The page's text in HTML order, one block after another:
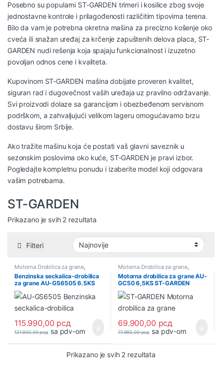
Posebno su popularni ST-GARDEN trimeri i kosilice zbog svoje
jednostavne kontrole i prilagođenosti različitim tipovima terena.
Bilo da vam je potrebna okretna mašina za precizno košenje oko
cveća ili snažan uređaj za krčenje zapuštenih delova placa, ST-
GARDEN nudi rešenja koja spajaju funkcionalnost i izuzetno
povoljan odnos cene i kvaliteta.
Kupovinom ST-GARDEN mašina dobijate proveren kvalitet,
siguran rad i dugovečnost vaših uređaja uz pravilno održavanje.
Svi proizvodi dolaze sa garancijom i obezbeđenom servisnom
podrškom, a zahvaljujući velikom lageru omogućavamo brzu
dostavu širom Srbije.
Ako tražite mašinu koja će postati vaš glavni saveznik u
sezonskim poslovima oko kuće, ST-GARDEN je pravi izbor.
Pogledajte kompletnu ponudu i izaberite model koji odgovara
vašim potrebama.
ST-GARDEN
Prikazano je svih 2 rezultataSortirano po najnovijem
Filteri
Motorna Drobilica za grane,
Poljoprivredni alati i oprema
Benzinska seckalica-drobilica
za grane AU-GS6505 6.5KS
100mm ST-GARDEN
115.990,00 рсд
121.900,00рсд sa pdv-om
Motorna Drobilica za grane,
Poljoprivredni alati i oprema
Motorna drobilica za grane AU-
GC50 6,5KS ST-GARDEN
69.900,00 рсд
77.990,00рсд sa pdv-om
Prikazano je svih 2 rezultataSortirano po